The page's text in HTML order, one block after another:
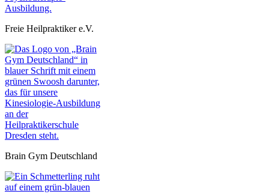
Freie Heilpraktiker e.V.
Brain Gym Deutschland